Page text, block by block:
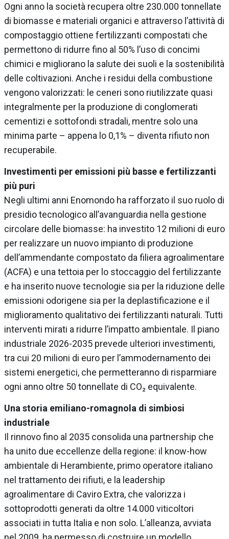
Ogni anno la società recupera oltre 230.000 tonnellate
di biomasse e materiali organici e attraverso l’attività di
compostaggio ottiene fertilizzanti compostati che
permettono di ridurre fino al 50% l’uso di concimi
chimici e migliorano la salute dei suoli e la sostenibilità
delle coltivazioni. Anche i residui della combustione
vengono valorizzati: le ceneri sono riutilizzate quasi
integralmente per la produzione di conglomerati
cementizi e sottofondi stradali, mentre solo una
minima parte – appena lo 0,1% – diventa rifiuto non
recuperabile.
Investimenti per emissioni più basse e fertilizzanti
più puri
Negli ultimi anni Enomondo ha rafforzato il suo ruolo di
presidio tecnologico all’avanguardia nella gestione
circolare delle biomasse: ha investito 12 milioni di euro
per realizzare un nuovo impianto di produzione
dell’ammendante compostato da filiera agroalimentare
(ACFA) e una tettoia per lo stoccaggio del fertilizzante
e ha inserito nuove tecnologie sia per la riduzione delle
emissioni odorigene sia per la deplastificazione e il
miglioramento qualitativo dei fertilizzanti naturali. Tutti
interventi mirati a ridurre l’impatto ambientale. Il piano
industriale 2026-2035 prevede ulteriori investimenti,
tra cui 20 milioni di euro per l’ammodernamento dei
sistemi energetici, che permetteranno di risparmiare
ogni anno oltre 50 tonnellate di CO₂ equivalente.
Una storia emiliano-romagnola di simbiosi
industriale
Il rinnovo fino al 2035 consolida una partnership che
ha unito due eccellenze della regione: il know-how
ambientale di Herambiente, primo operatore italiano
nel trattamento dei rifiuti, e la leadership
agroalimentare di Caviro Extra, che valorizza i
sottoprodotti generati da oltre 14.000 viticoltori
associati in tutta Italia e non solo. L’alleanza, avviata